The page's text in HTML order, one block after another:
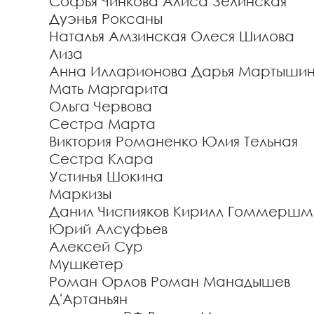
Дуэнья Роксаны
Наталья Амзинская Олеся Шилова
Лиза
Анна Илларионова Дарья
Мать Маргарита
Ольга Червова
Сестра Марта
Виктория Романенко Юлия Тельная
Сестра Клара
Устинья Шокина
Маркизы
Данил Чиспияков Кирилл
Юрий Алсуфьев
Алексей Сур
Мушкетер
Роман Орлов Роман Манадышев
Д'Артаньян